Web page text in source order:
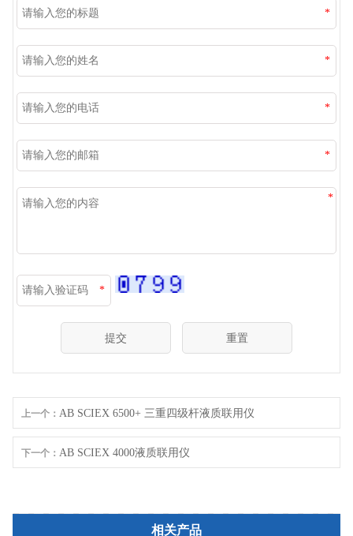
*
*
*
*
*
*
上一个： AB SCIEX 6500+ 三重四级杆液质联用仪
下一个： AB SCIEX 4000液质联用仪
相关产品